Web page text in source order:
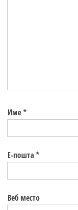
Име*
Е-пошта*
Веб место